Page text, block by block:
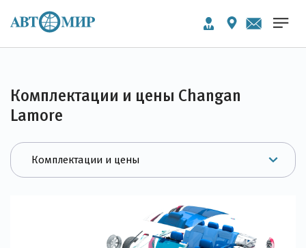
Комплектации и цены Changan
Lamore